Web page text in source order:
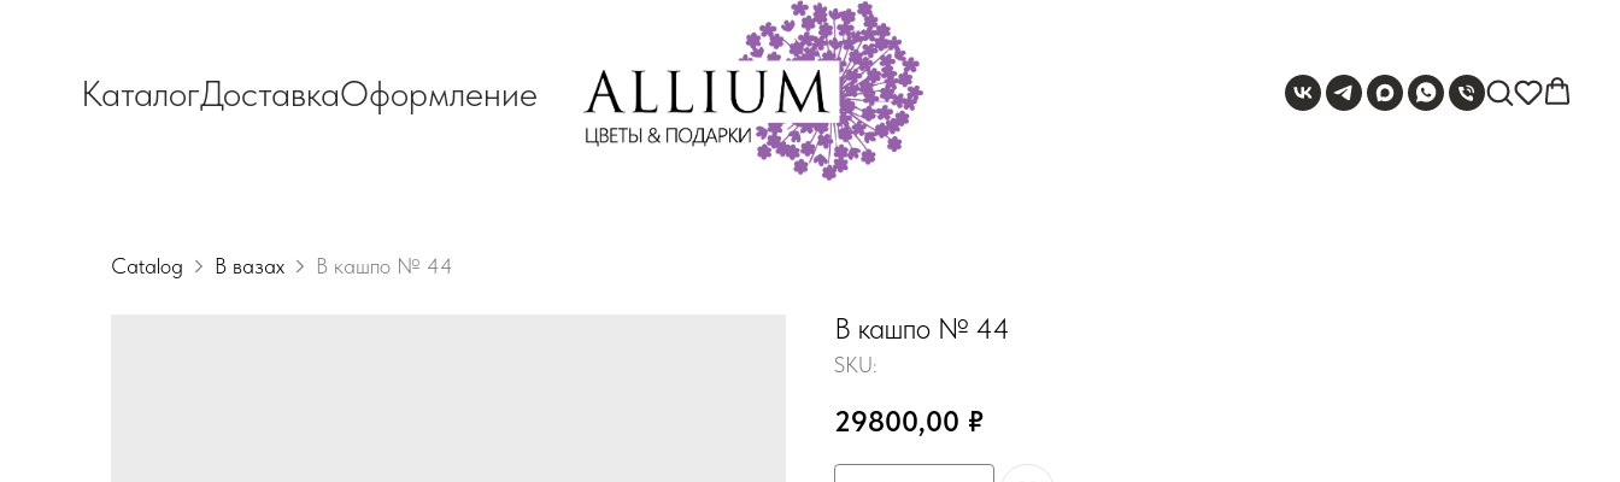
КаталогДоставкаОформление
Catalog В вазах В кашпо № 44
В кашпо № 44
SKU:
29800,00 ₽